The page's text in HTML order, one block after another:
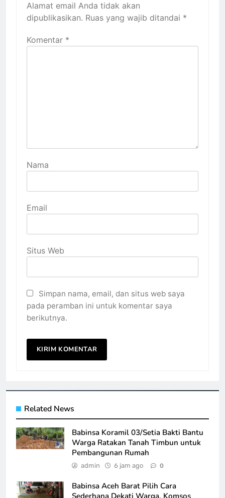
Alamat email Anda tidak akan
dipublikasikan. Ruas yang wajib ditandai *
Komentar *
Nama
Email
Situs Web
Simpan nama, email, dan situs web saya
pada peramban ini untuk komentar saya
berikutnya.
Related News
Babinsa Koramil 03/Setia Bakti Bantu
Warga Ratakan Tanah Timbun untuk
Pembangunan Rumah
admin 6 jam ago 0
Babinsa Aceh Barat Pilih Cara